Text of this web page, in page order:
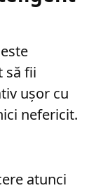
să fii
ușor cu
nefericit.
atunci